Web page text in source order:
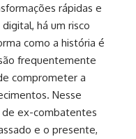
rápidas e
há um risco
como a história é
frequentemente
comprometer a
Nesse
ex-combatentes
e o presente,